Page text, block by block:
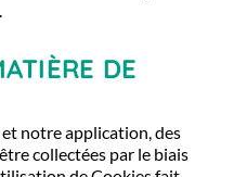
DE
notre application, des
collectées par le biais